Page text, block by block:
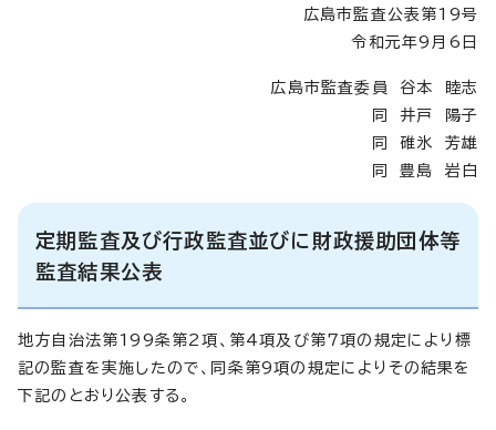
広島市監査公表第19号
令和元年9月6日
広島市監査委員 谷本 睦志
同 井戸 陽子
同 碓氷 芳雄
同 豊島 岩白
定期監査及び行政監査並びに財政援助団体等
監査結果公表
地方自治法第199条第2項、第4項及び第7項の規定により標
記の監査を実施したので、同条第9項の規定によりその結果を
下記のとおり公表する。